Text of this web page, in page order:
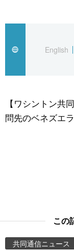
文化
動画/Live
Images
スポーツ・東京
English
【ワシントン共
問先のベネズエ
この
共同通信ニュース